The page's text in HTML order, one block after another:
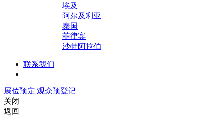
埃及
阿尔及利亚
泰国
菲律宾
沙特阿拉伯
联系我们
展位预定 观众预登记
关闭
返回